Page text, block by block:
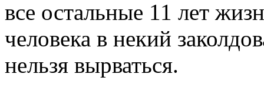
все остальные 11 лет
человека в некий
нельзя вырваться.